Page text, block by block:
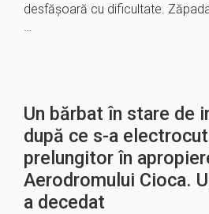
desfășoară cu dificultate.
…
Un bărbat în stare de
după ce s-a
prelungitor în
Aerodromului Cioca.
a decedat